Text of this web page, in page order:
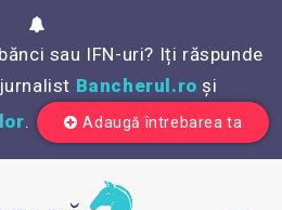
sau IFN-uri? Iți răspunde
Bancherul.ro și
. Adaugă întrebarea ta